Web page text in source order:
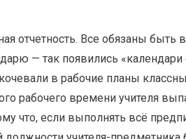
отчетность. Все обязаны быть
— так появились
в рабочие планы
рабочего времени учителя
что, если выполнять всё